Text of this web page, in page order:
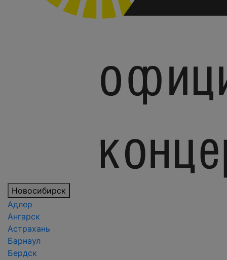
Новосибирск
Адлер
Ангарск
Астрахань
Барнаул
Бердск